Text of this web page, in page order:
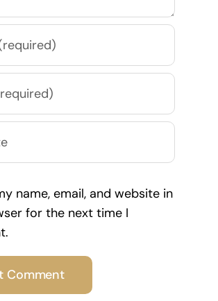
name, email, and website in
for the next time I